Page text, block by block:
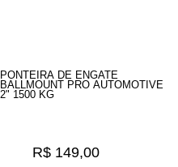
PONTEIRA DE ENGATE
BALLMOUNT PRO AUTOMOTIVE
2" 1500 KG
R$ 149,00